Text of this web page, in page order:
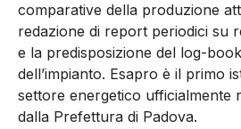
comparative della produzione
redazione di report periodici su
e la predisposizione del log-
dell’impianto. Esapro è il primo
settore energetico ufficialmente
dalla Prefettura di Padova.